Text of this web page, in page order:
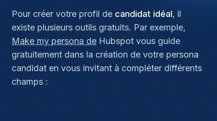
Pour créer votre profil de candidat idéal, il
existe plusieurs outils gratuits. Par exemple,
Make my persona de Hubspot vous guide
gratuitement dans la création de votre persona
candidat en vous invitant à compléter différents
champs :